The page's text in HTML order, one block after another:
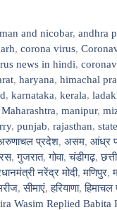
and nicobar,andhra
, corona virus,
news in hindi,
, haryana, himachal
, karnataka, kerala,
Maharashtra, manipur,
, punjab, rajasthan, state
प्रदेश, असम, आंध्र
,गुजरात,गोवा,चंडीगढ़,
नरेंद्र मोदी,मणिपुर,
,सीमाएं,हरियाणा,
Wasim Replied Babita